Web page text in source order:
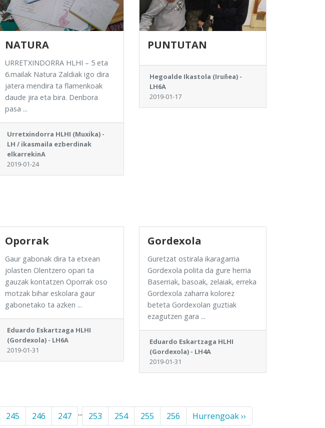
NATURA
URRETXINDORRA HLHI – 5 eta
6.mailak Natura Zaldiak igo dira
jatera mendira ta flamenkoak
daude jira eta bira. Denbora
pasa ...
Urretxindorra HLHI (Muxika) -
LH / ikasmaila ezberdinak
elkarrekinA
2019-01-24
PUNTUTAN
Hegoalde Ikastola (Iruñea) -
LH6A
2019-01-17
Oporrak
Gaur gabonak dira ta etxean
jolasten Olentzero opari ta
gauzak kontatzen Oporrak oso
motzak bihar eskolara gaur
gabonetako ta azken ...
Eduardo Eskartzaga HLHI
(Gordexola) - LH6A
2019-01-31
Gordexola
Guretzat ostirala ikaragarria
Gordexola polita da gure herria
Baserriak, basoak, zelaiak, erreka
Gordexola zaharra kolorez
beteta Gordexolan guztiak
ezagutzen gara ...
Eduardo Eskartzaga HLHI
(Gordexola) - LH4A
2019-01-31
245 246 247 ... 253 254 255 256 Hurrengoak ››